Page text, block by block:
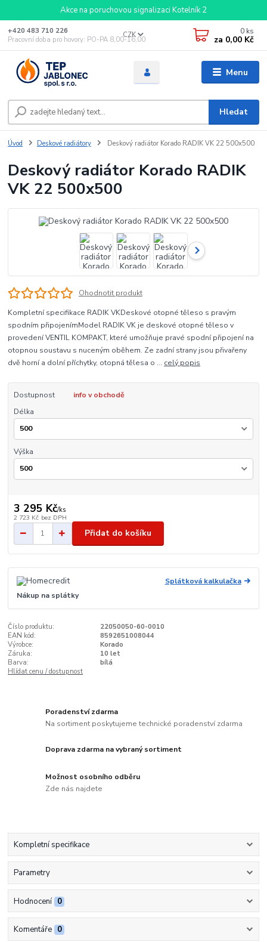
Akce na poruchovou signalizaci Kotelník 2
Menu
CZK
Hledat
+420 483 710 226
Pracovní doba pro hovory: PO-PA 8,00-16,00
0 ks
za 0,00 Kč
Úvod Deskové radiátory Deskový radiátor Korado RADIK VK 22 500x500
Deskový radiátor Korado RADIK
VK 22 500x500
Ohodnotit produkt
Kompletní specifikace RADIK VKDeskové otopné těleso s pravým
spodním připojenímModel RADIK VK je deskové otopné těleso v
provedení VENTIL KOMPAKT, které umožňuje pravé spodní připojení na
otopnou soustavu s nuceným oběhem. Ze zadní strany jsou přivařeny
dvě horní a dolní příchytky, otopná tělesa o ... celý popis
Dostupnost
info v obchodě
Délka
Výška
3 295 Kč/ks
2 723 Kč bez DPH
Přidat do košíku
Splátková kalkulačka
Nákup na splátky
Číslo produktu:
22050050-60-0010
EAN kód:
8592651008044
Výrobce:
Korado
Záruka:
10 let
Barva:
bílá
Hlídat cenu / dostupnost
Poradenství zdarma
Na sortiment poskytujeme technické poradenství zdarma
Doprava zdarma na vybraný sortiment
Možnost osobního odběru
Zde nás najdete
Kompletní specifikace
Parametry
Hodnocení 0
Komentáře 0